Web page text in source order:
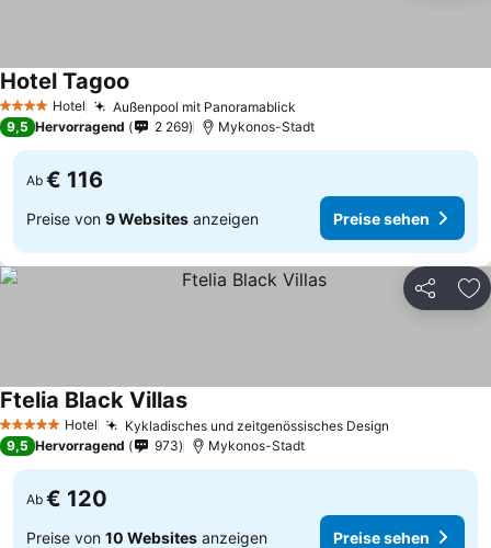
4 Sterne Hotel Außenpool mit Panoramablick
Hotel Tagoo
9,5 Hervorragend 2 269 Mykonos-Stadt
Ab € 116
Preise von 9 Websites anzeigen Preise sehen
Teilen
5 Sterne Hotel Kykladisches und zeitgenössisches Design
Ftelia Black VillasPreise sehen
9,5 Hervorragend 973 Mykonos-Stadt
Ab € 120
Preise von 10 Websites anzeigen Preise sehen